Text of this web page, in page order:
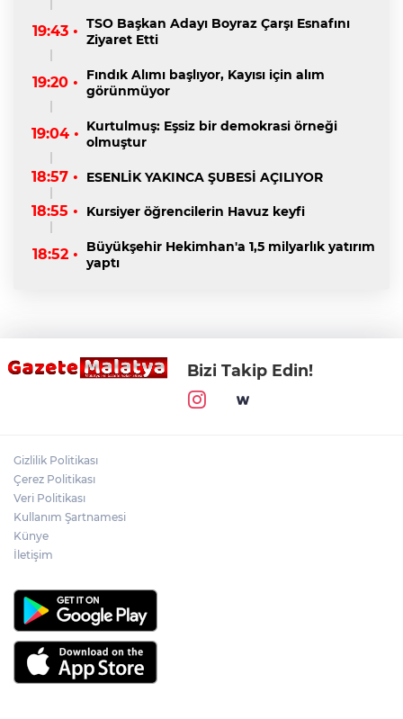
19:43 • TSO Başkan Adayı Boyraz Çarşı Esnafını
Ziyaret Etti
19:20 •
Fındık Alımı başlıyor, Kayısı için alım
görünmüyor
19:04 • Kurtulmuş: Eşsiz bir demokrasi örneği
olmuştur
18:57 • ESENLİK YAKINCA ŞUBESİ AÇILIYOR
18:55 • Kursiyer öğrencilerin Havuz keyfi
18:52 •
Büyükşehir Hekimhan'a 1,5 milyarlık yatırım
yaptı
Bizi Takip Edin!
Gizlilik Politikası
Çerez Politikası
Veri Politikası
Kullanım Şartnamesi
Künye
İletişim